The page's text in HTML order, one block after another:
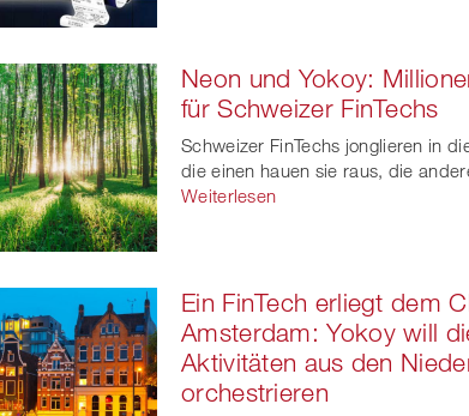
Neon und Yokoy:
für Schweizer FinTechs
Schweizer FinTechs jonglieren in
die einen hauen sie raus, die
Weiterlesen
Ein FinTech erliegt dem
Amsterdam: Yokoy will
Aktivitäten aus den
orchestrieren